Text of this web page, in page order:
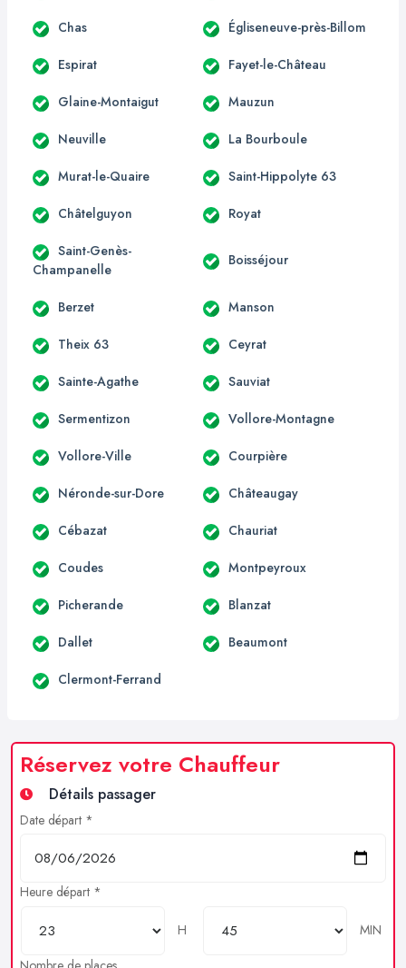
Chas Égliseneuve-près-Billom
Espirat Fayet-le-Château
Glaine-Montaigut Mauzun
Neuville La Bourboule
Murat-le-Quaire Saint-Hippolyte 63
Châtelguyon Royat
Saint-Genès-
Champanelle
Boisséjour
Berzet Manson
Theix 63 Ceyrat
Sainte-Agathe Sauviat
Sermentizon Vollore-Montagne
Vollore-Ville Courpière
Néronde-sur-Dore Châteaugay
Cébazat Chauriat
Coudes Montpeyroux
Picherande Blanzat
Dallet Beaumont
Clermont-Ferrand
Réservez votre Chauffeur
Détails passager
Date départ *
Heure départ *
H
MIN